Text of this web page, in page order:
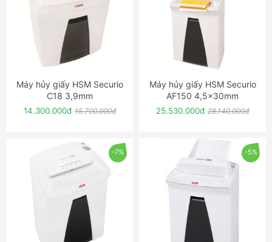
ĐẶT NGAY
Máy hủy giấy HSM Securio
C18 3,9mm
14.300.000đ 15.700.000đ
ĐẶT NGAY
Máy hủy giấy HSM Securio
AF150 4,5x30mm
25.530.000đ 28.140.000đ
-7% -5%